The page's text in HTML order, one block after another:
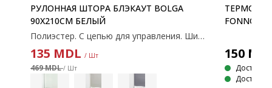
РУЛОННАЯ ШТОРА БЛЭКАУТ BOLGA
90X210СМ БЕЛЫЙ
Полиэстер. С цепью для управления. Ширину можно обрезать. 90x210 см
135 MDL / Шт
469 MDL/ Шт
FONNO
150
Доставка